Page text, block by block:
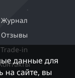
Журнал
Отзывы
Trade-in
данные для
на сайте, вы